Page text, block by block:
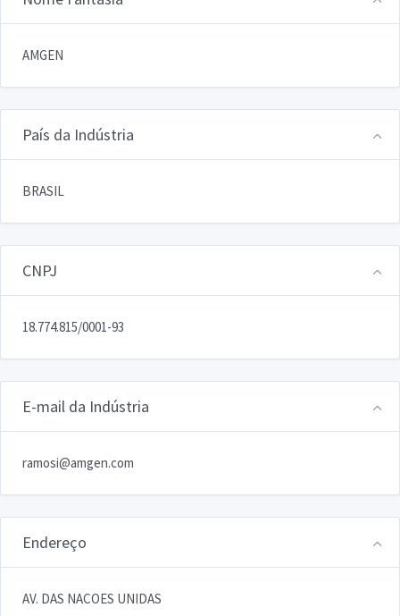
AMGEN
País da Indústria
BRASIL
CNPJ
18.774.815/0001-93
E-mail da Indústria
ramosi@amgen.com
Endereço
AV. DAS NACOES UNIDAS